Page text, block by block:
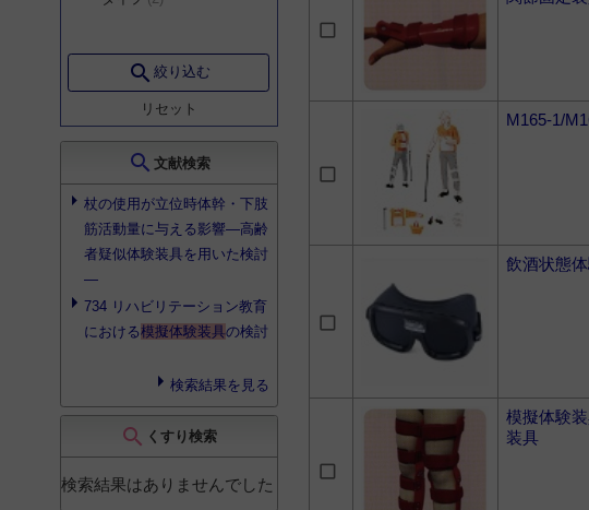
search 絞り込む
リセット
search 文献検索
杖の使用が立位時体幹・下肢
筋活動量に与える影響―高齢
者疑似体験装具を用いた検討
―
734 リハビリテーション教育
における模擬体験装具の検討
検索結果を見る
search くすり検索
検索結果はありませんでした
M165-1/
飲酒状態
模擬体験
装具